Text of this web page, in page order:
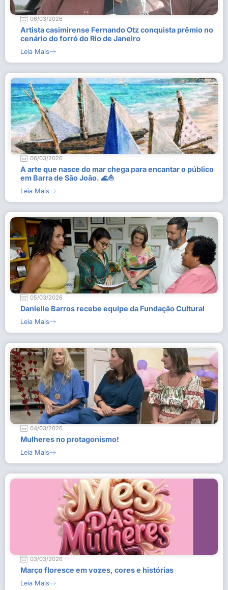
06/03/2026
Artista casimirense Fernando Otz conquista prêmio no
cenário do forró do Rio de Janeiro
Leia Mais
06/03/2026
A arte que nasce do mar chega para encantar o público
em Barra de São João. 🌊⛵
Leia Mais
05/03/2026
Danielle Barros recebe equipe da Fundação Cultural
Leia Mais
04/03/2026
Mulheres no protagonismo!
Leia Mais
03/03/2026
Março floresce em vozes, cores e histórias
Leia Mais